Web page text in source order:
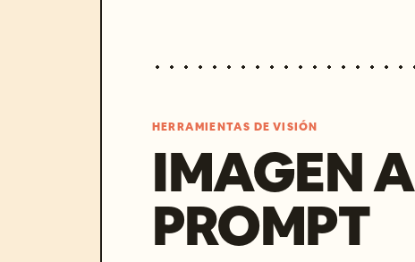
HERRAMIENTAS DE VISIÓN
IMAGEN A
PROMPT